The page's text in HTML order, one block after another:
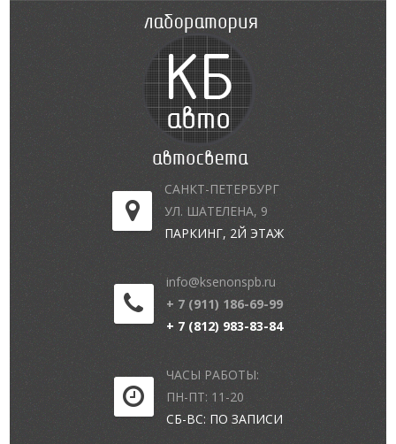
САНКТ-ПЕТЕРБУРГ
УЛ. ШАТЕЛЕНА, 9
ПАРКИНГ, 2Й ЭТАЖ
info@ksenonspb.ru
+ 7 (911) 186-69-99
+ 7 (812) 983-83-84
ЧАСЫ РАБОТЫ:
ПН-ПТ: 11-20
СБ-ВС: ПО ЗАПИСИ